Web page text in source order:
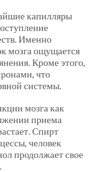
капилляры
Именно
мозга ощущается
Кроме этого,
что
системы.
мозга как
приема
Спирт
человек
продолжает свое